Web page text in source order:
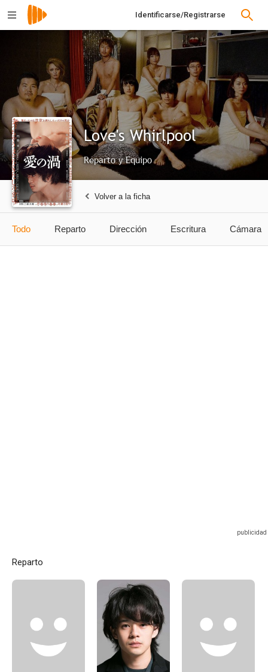
Identificarse/Registrarse
Love's Whirlpool
Reparto y Equipo
Volver a la ficha
Todo Reparto Dirección Escritura Cámara
Reparto